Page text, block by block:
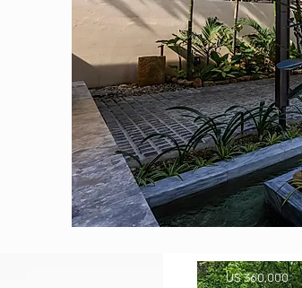
U$ 360,000